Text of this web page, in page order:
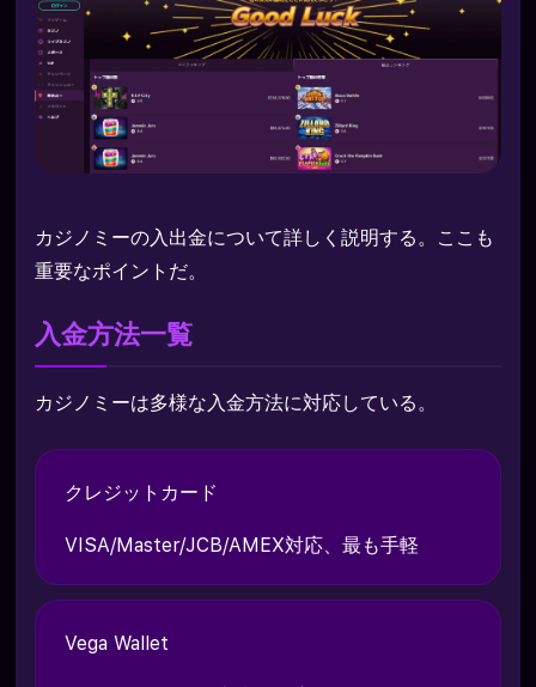
カジノミーの入出金について詳しく説明する。ここも
重要なポイントだ。
入金方法一覧
カジノミーは多様な入金方法に対応している。
クレジットカード
VISA/Master/JCB/AMEX対応、最も手軽
Vega Wallet